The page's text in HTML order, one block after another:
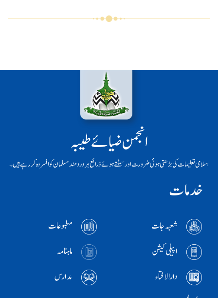
انجمن ضیائے طیبہ
اسلامی تعلیمات کی بڑھتی ہوئی ضرورت اور سمٹتے ہوئے ذرائع ہر دردمند مسلمان کو افسردہ کر رہے ہیں۔
خدمات
شعبہ جات
مطبوعات
اپیلی کیشن
ماہنامہ
دارالافتاء
مدارس